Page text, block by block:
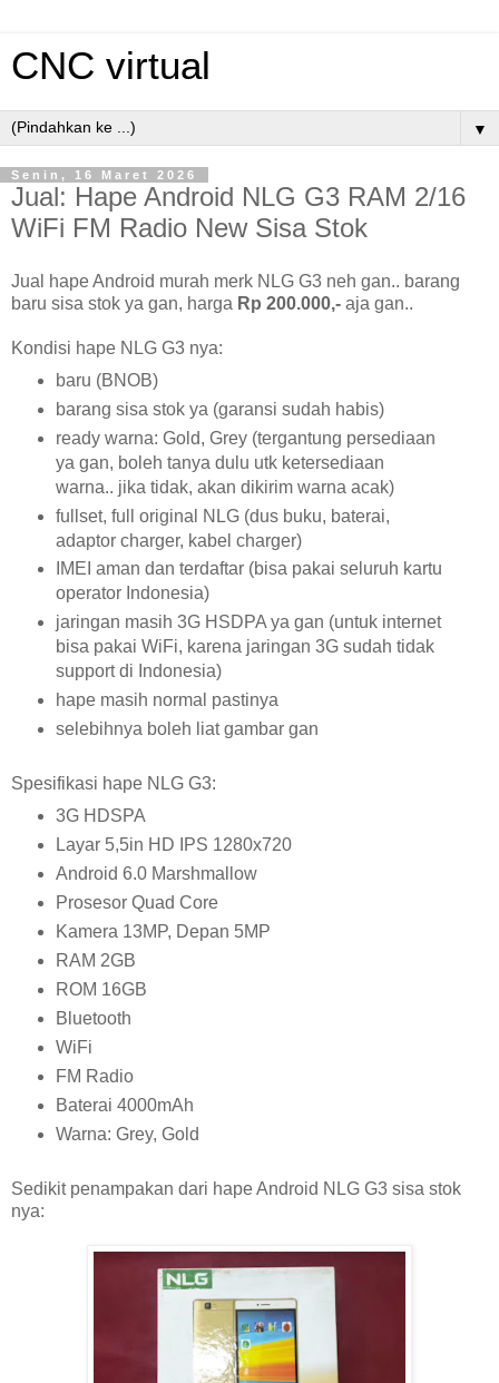
CNC virtual
▼
Senin, 16 Maret 2026
Jual: Hape Android NLG G3 RAM 2/16
WiFi FM Radio New Sisa Stok
Jual hape Android murah merk NLG G3 neh gan.. barang
baru sisa stok ya gan, harga Rp 200.000,- aja gan..
Kondisi hape NLG G3 nya:
baru (BNOB)
barang sisa stok ya (garansi sudah habis)
ready warna: Gold, Grey (tergantung persediaan
ya gan, boleh tanya dulu utk ketersediaan
warna.. jika tidak, akan dikirim warna acak)
fullset, full original NLG (dus buku, baterai,
adaptor charger, kabel charger)
IMEI aman dan terdaftar (bisa pakai seluruh kartu
operator Indonesia)
jaringan masih 3G HSDPA ya gan (untuk internet
bisa pakai WiFi, karena jaringan 3G sudah tidak
support di Indonesia)
hape masih normal pastinya
selebihnya boleh liat gambar gan
Spesifikasi hape NLG G3:
3G HDSPA
Layar 5,5in HD IPS 1280x720
Android 6.0 Marshmallow
Prosesor Quad Core
Kamera 13MP, Depan 5MP
RAM 2GB
ROM 16GB
Bluetooth
WiFi
FM Radio
Baterai 4000mAh
Warna: Grey, Gold
Sedikit penampakan dari hape Android NLG G3 sisa stok
nya: